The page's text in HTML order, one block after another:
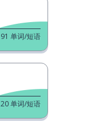
91 单词/短语
20单词/短语